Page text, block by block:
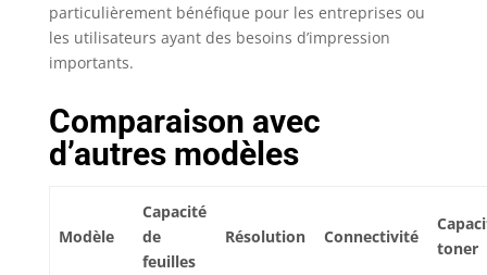
particulièrement bénéfique pour les entreprises ou
les utilisateurs ayant des besoins d’impression
importants.
Comparaison avec
d’autres modèles
Modèle
Capacité
de
feuilles
Résolution Connectivité
toner